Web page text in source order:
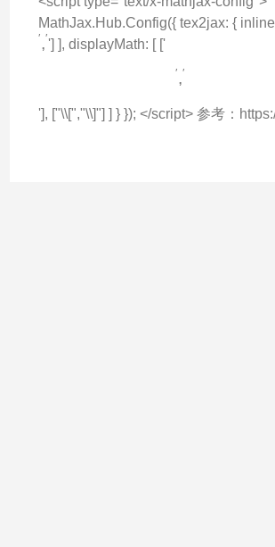
MathJax.Hub.Config({ tex2jax: {
′,′
′ ,′'] ], displayMath: [ ['
′,′
′ ,′
'], ["\\[","\\]"] ] } }); </script> 参考：